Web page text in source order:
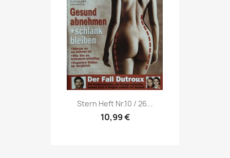
Vorschau
Stern Heft Nr.10 / 26...
10,99 €